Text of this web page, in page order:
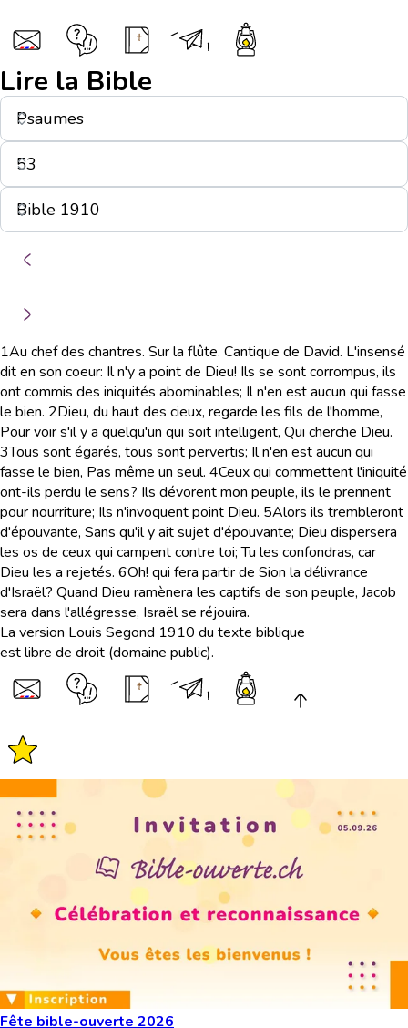
Lire la Bible
1Au chef des chantres. Sur la flûte. Cantique de David. L'insensé
dit en son coeur: Il n'y a point de Dieu! Ils se sont corrompus, ils
ont commis des iniquités abominables; Il n'en est aucun qui fasse
le bien. 2Dieu, du haut des cieux, regarde les fils de l'homme,
Pour voir s'il y a quelqu'un qui soit intelligent, Qui cherche Dieu.
3Tous sont égarés, tous sont pervertis; Il n'en est aucun qui
fasse le bien, Pas même un seul. 4Ceux qui commettent l'iniquité
ont-ils perdu le sens? Ils dévorent mon peuple, ils le prennent
pour nourriture; Ils n'invoquent point Dieu. 5Alors ils trembleront
d'épouvante, Sans qu'il y ait sujet d'épouvante; Dieu dispersera
les os de ceux qui campent contre toi; Tu les confondras, car
Dieu les a rejetés. 6Oh! qui fera partir de Sion la délivrance
d'Israël? Quand Dieu ramènera les captifs de son peuple, Jacob
sera dans l'allégresse, Israël se réjouira.
La version Louis Segond 1910 du texte biblique
est libre de droit (domaine public).
Fête bible-ouverte 2026